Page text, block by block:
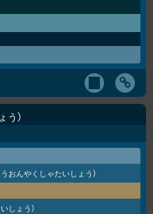
う
うおんやくしゃたいしょう）
しょう）